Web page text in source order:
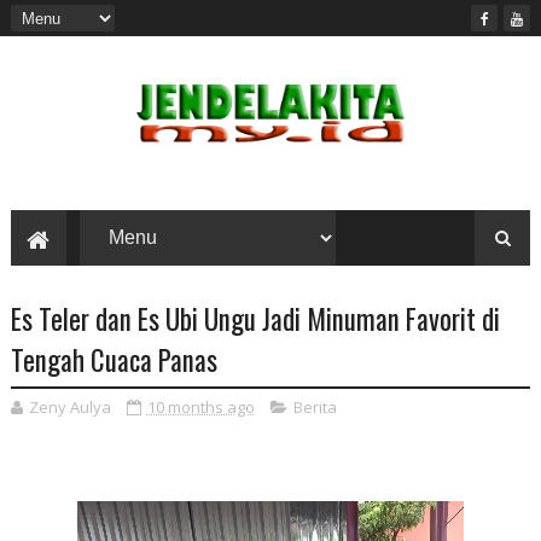
Es Teler dan Es Ubi Ungu Jadi Minuman Favorit di
Tengah Cuaca Panas
Zeny Aulya 10 months ago Berita